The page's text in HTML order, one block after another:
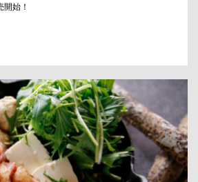
始！